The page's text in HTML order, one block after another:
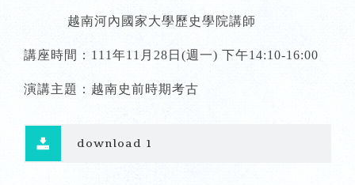
越南河內國家大學歷史學院講師
講座時間：111年11月28日(週一) 下午14:10-16:00
演講主題：越南史前時期考古
download 1